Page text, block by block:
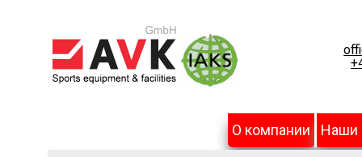
О компании Наши